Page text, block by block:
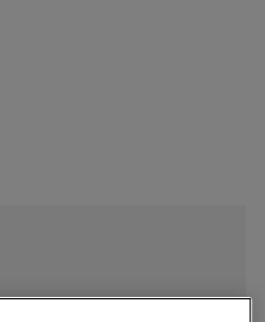
Raadpleeg het